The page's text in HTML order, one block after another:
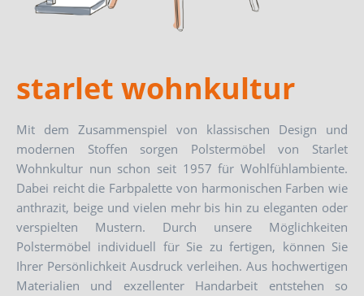
starlet wohnkultur
Mit dem Zusammenspiel von klassischen Design und
modernen Stoffen sorgen Polstermöbel von Starlet
Wohnkultur nun schon seit 1957 für Wohlfühlambiente.
Dabei reicht die Farbpalette von harmonischen Farben wie
anthrazit, beige und vielen mehr bis hin zu eleganten oder
verspielten Mustern. Durch unsere Möglichkeiten
Polstermöbel individuell für Sie zu fertigen, können Sie
Ihrer Persönlichkeit Ausdruck verleihen. Aus hochwertigen
Materialien und exzellenter Handarbeit entstehen so